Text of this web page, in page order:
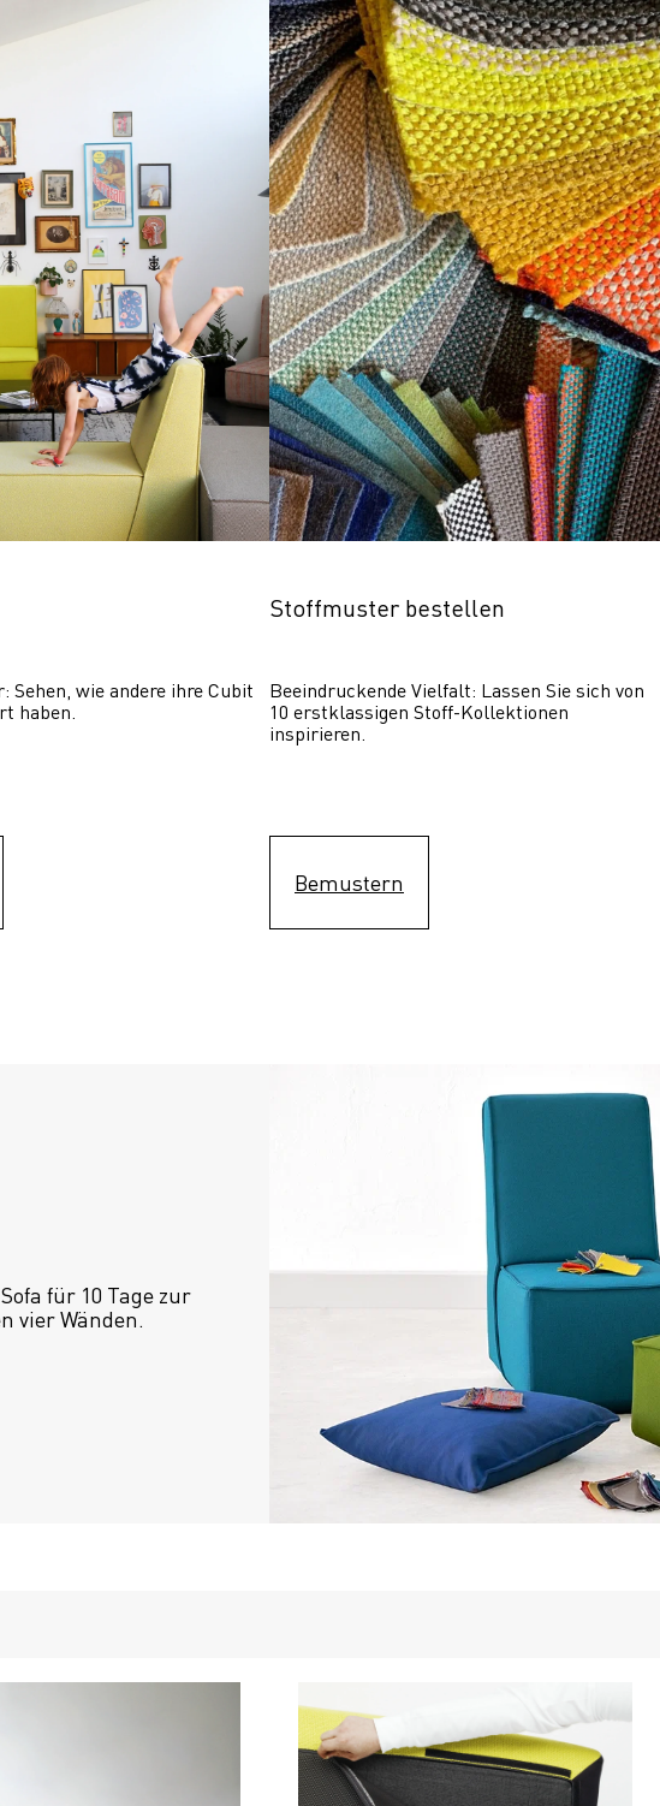
Sehen, wie andere ihre Cubit
haben.
Stoffmuster bestellen
Beeindruckende Vielfalt: Lassen Sie sich von
10 erstklassigen Stoff-Kollektionen
inspirieren.
Bemustern
für 10 Tage zur
vier Wänden.